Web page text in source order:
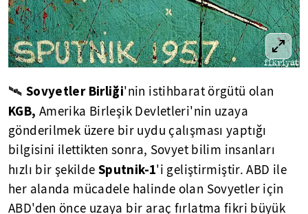
🛰 Sovyetler Birliği'nin istihbarat örgütü olan
KGB, Amerika Birleşik Devletleri'nin uzaya
gönderilmek üzere bir uydu çalışması yaptığı
bilgisini ilettikten sonra, Sovyet bilim insanları
hızlı bir şekilde Sputnik-1'i geliştirmiştir. ABD ile
her alanda mücadele halinde olan Sovyetler için
ABD'den önce uzaya bir araç fırlatma fikri büyük